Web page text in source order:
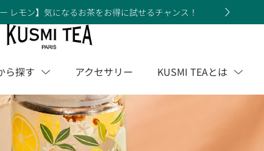
レモン】気になるお茶をお得に試せるチャンス！ 次へ
ら探す アクセサリー KUSMI TEAとは